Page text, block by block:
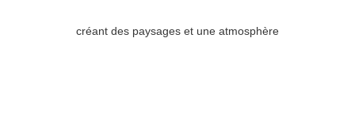
créant des paysages et une atmosphère